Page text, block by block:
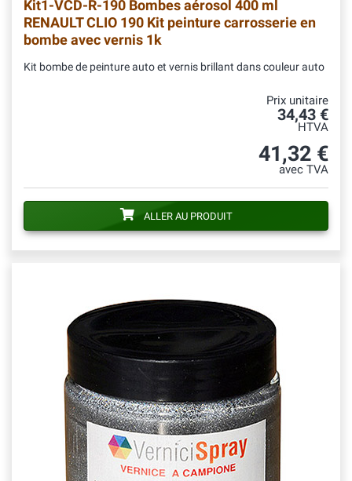
Kit1-VCD-R-190 Bombes aérosol 400 ml
RENAULT CLIO 190 Kit peinture carrosserie en
bombe avec vernis 1k
Kit bombe de peinture auto et vernis brillant dans couleur auto
Prix unitaire
34,43 €
HTVA
41,32 €
avec TVA
ALLER AU PRODUIT